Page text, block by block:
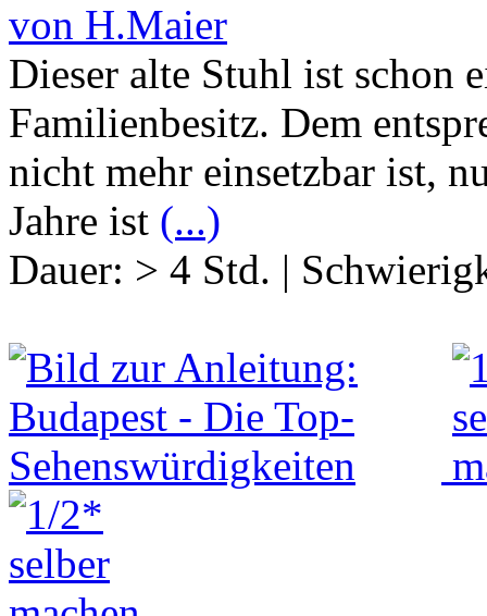
von H.Maier
Dieser alte Stuhl ist schon
Familienbesitz. Dem
nicht mehr einsetzbar ist,
Jahre ist (...)
Dauer: > 4 Std. |